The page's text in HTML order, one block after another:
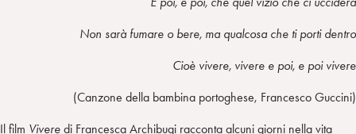
Non sarà fumare o bere, ma qualcosa che ti porti dentro
Cioè vivere, vivere e poi, e poi vivere
(Canzone della bambina portoghese, Francesco Guccini)
Il film Vivere di Francesca Archibugi racconta alcuni giorni nella vita